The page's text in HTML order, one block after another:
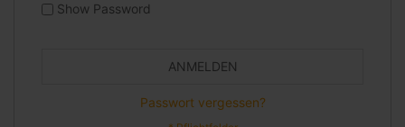
Show Password
ANMELDEN
Passwort vergessen?